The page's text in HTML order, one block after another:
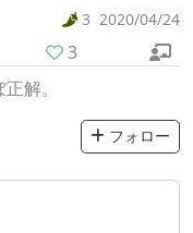
3 2020/04/24
3
解。
フォロー